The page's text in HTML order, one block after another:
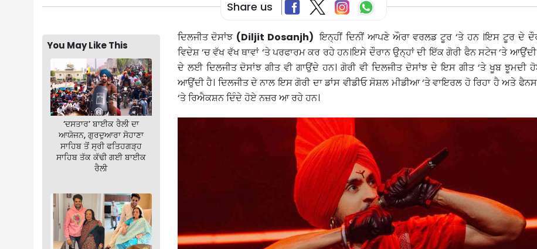
Share us
You May Like This
‘ਦਸਤਾਰ’ ਬਾਈਕ ਰੈਲੀ ਦਾ
ਆਯੋਜਨ, ਗੁਰਦੁਆਰਾ ਸੋਹਾਣਾ
ਸਾਹਿਬ ਤੋਂ ਸ੍ਰੀ ਫਤਿਹਗੜ੍ਹ
ਸਾਹਿਬ ਤੱਕ ਕੱਢੀ ਗਈ ਬਾਈਕ
ਰੈਲੀ
ਦਿਲਜੀਤ ਦੋਸਾਂਝ (Diljit Dosanjh) ਇਨ੍ਹੀਂ ਦਿਨੀਂ ਆਪਣੇ ਔਰਾ ਵਰਲਡ ਟੂਰ ‘ਤੇ ਹਨ ।ਇਸ ਟੂਰ ਦੇ
ਵਿਦੇਸ਼ ‘ਚ ਵੱਖ ਵੱਖ ਥਾਵਾਂ ‘ਤੇ ਪਰਫਾਰਮ ਕਰ ਰਹੇ ਹਨ।ਇਸੇ ਦੌਰਾਨ ਉਨ੍ਹਾਂ ਦੀ ਇੱਕ ਗੋਰੀ ਫੈਨ ਸਟੇਜ ‘ਤੇ ਆਉਂਦੀ
ਦੇ ਲਈ ਦਿਲਜੀਤ ਦੋਸਾਂਝ ਗੀਤ ਵੀ ਗਾਉਂਦੇ ਹਨ। ਗੋਰੀ ਵੀ ਦਿਲਜੀਤ ਦੋਸਾਂਝ ਦੇ ਇਸ ਗੀਤ ‘ਤੇ ਖੂਬ ਝੂਮਦੀ
ਆਉਂਦੀ ਹੈ। ਦਿਲਜੀਤ ਦੇ ਨਾਲ ਇਸ ਗੋਰੀ ਦਾ ਡਾਂਸ ਵੀਡੀਓ ਸੋਸ਼ਲ ਮੀਡੀਆ ‘ਤੇ ਵਾਇਰਲ ਹੋ ਰਿਹਾ ਹੈ ਅਤੇ
‘ਤੇ ਰਿਐਕਸ਼ਨ ਦਿੰਦੇ ਹੋਏ ਨਜ਼ਰ ਆ ਰਹੇ ਹਨ।